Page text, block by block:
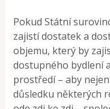
Pokud Státní
zajistí dostatek a
objemu, který by
dostupného bydlení
prostředí – aby
důsledku některých